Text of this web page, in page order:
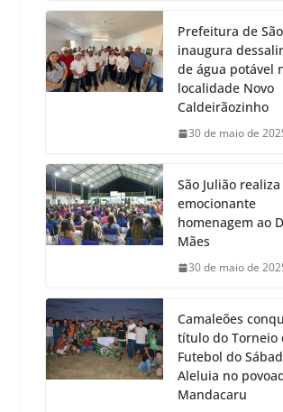
Prefeitura de
inaugura
de água potável
localidade Novo
Caldeirãozinho
30 de maio de
São Julião realiza
emocionante
homenagem ao
Mães
30 de maio de
Camaleões
título do Torneio
Futebol do
Aleluia no
Mandacaru